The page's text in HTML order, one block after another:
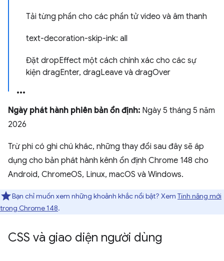
Tải từng phần cho các phần tử video và âm thanh
text-decoration-skip-ink: all
Đặt dropEffect một cách chính xác cho các sự
kiện dragEnter, dragLeave và dragOver
Ngày phát hành phiên bản ổn định: Ngày 5 tháng 5 năm
2026
Trừ phi có ghi chú khác, những thay đổi sau đây sẽ áp
dụng cho bản phát hành kênh ổn định Chrome 148 cho
Android, ChromeOS, Linux, macOS và Windows.
Bạn chỉ muốn xem những khoảnh khắc nổi bật? Xem Tính năng mới
trong Chrome 148.
CSS và giao diện người dùng